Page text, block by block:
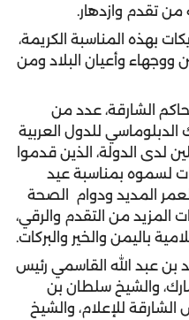
من تقدم وازدهار.
بهذه المناسبة الكريمة،
ووجهاء وأعيان البلاد ومن
الشارقة، عدد من
للدول العربية
لدى الدولة، الذين قدموا
لسموه بمناسبة عيد
المديد ودوام الصحة
المزيد من التقدم والرقي،
باليمن والخير والبركات.
بن عبد الله القاسمي رئيس
والشيخ سلطان بن
للإعلام، والشيخ